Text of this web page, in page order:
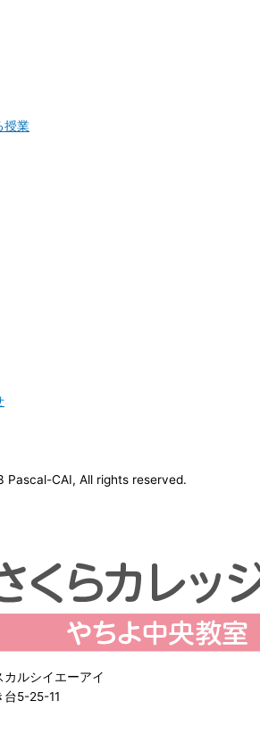
授業
CAI, All rights reserved.
ルシイエーアイ
台5-25-11